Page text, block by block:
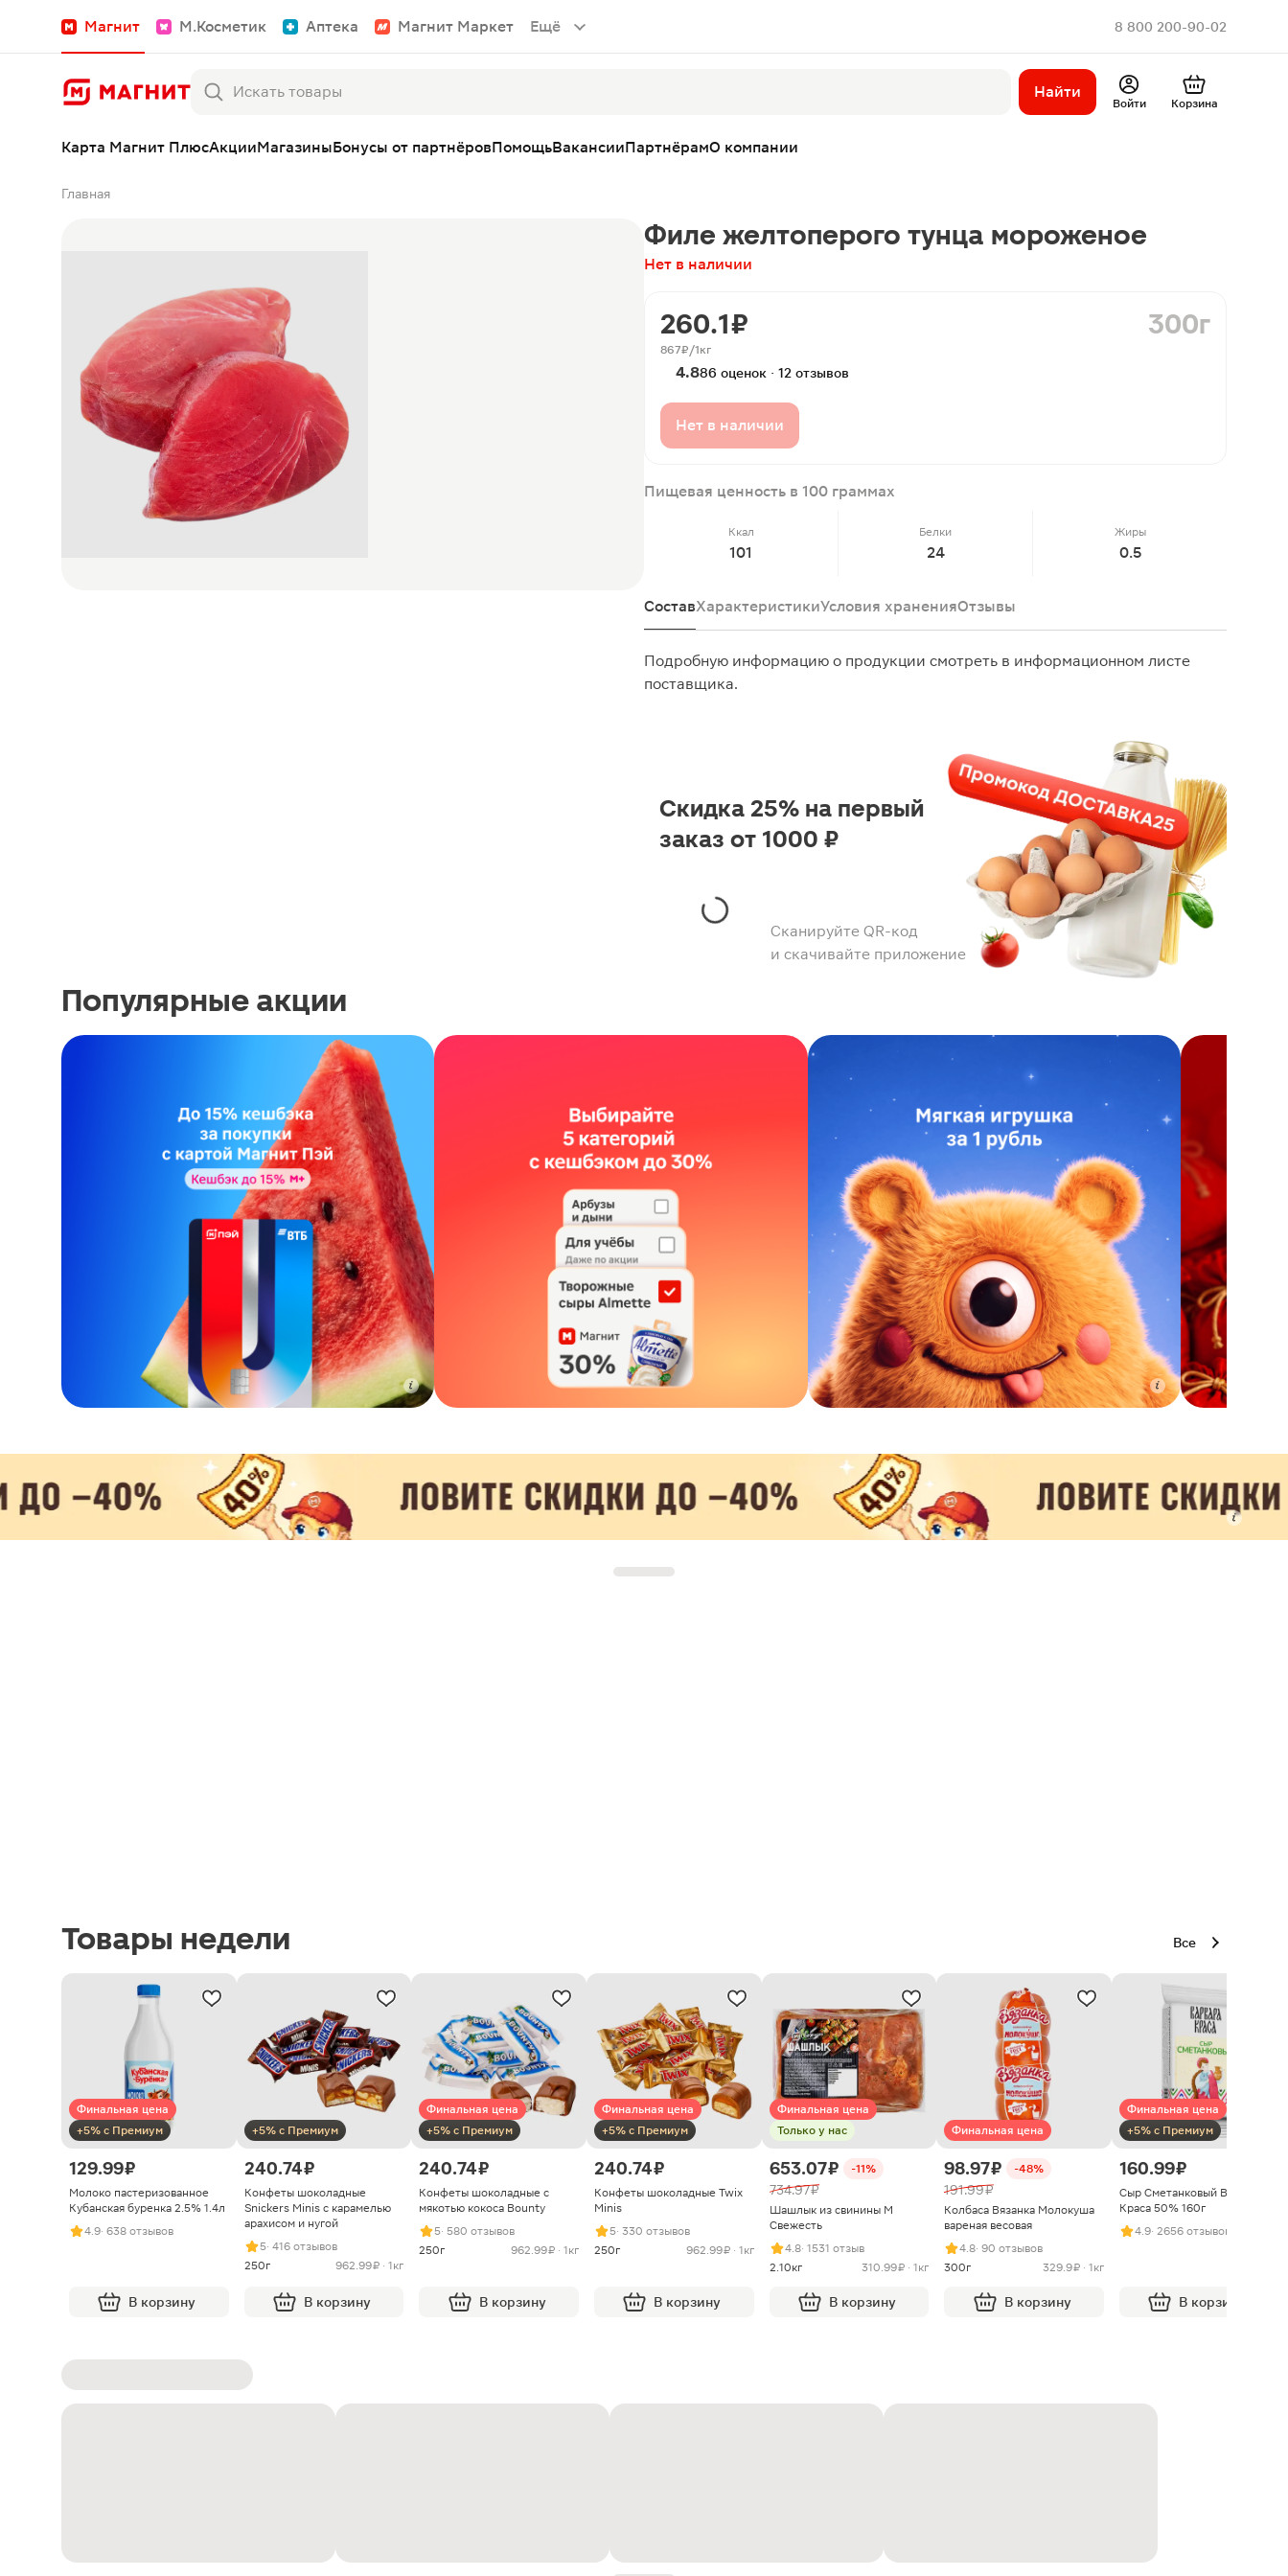
Магнит М.Косметик Аптека Магнит Маркет Ещё 8 800 200-90-02
Найти
Войти Корзина
Карта Магнит ПлюсАкцииМагазиныБонусы от партнёровПомощьВакансииПартнёрамО компании
Главная
Филе желтоперого тунца мороженое
Нет в наличии
260.1 ₽ 300г
867 ₽/1кг
4.886 оценок · 12 отзывов
Нет в наличии
Пищевая ценность в 100 граммах
Ккал
101
Белки
24
Жиры
0.5
СоставХарактеристикиУсловия храненияОтзывы
Подробную информацию о продукции смотреть в информационном листе
поставщика.
Сканируйте QR-код
и скачивайте приложение
Скидка 25% на первый
заказ от 1000 ₽
Популярные акции
Товары недели Все
Финальная цена
+5% с Премиум
129.99 ₽
Молоко пастеризованное
Кубанская буренка 2.5% 1.4л
4.9· 638 отзывов
В корзину
+5% с Премиум
240.74 ₽
Конфеты шоколадные
Snickers Minis с карамелью
арахисом и нугой
5· 416 отзывов
250г
962.99 ₽ · 1кг
В корзину
Финальная цена
+5% с Премиум
240.74 ₽
Конфеты шоколадные с
мякотью кокоса Bounty
5· 580 отзывов
250г
962.99 ₽ · 1кг
В корзину
Финальная цена
+5% с Премиум
240.74 ₽
Конфеты шоколадные Twix
Minis
5· 330 отзывов
250г
962.99 ₽ · 1кг
В корзину
Финальная цена
Только у нас
653.07 ₽ -11%
734.97 ₽
Шашлык из свинины М
Свежесть
4.8· 1531 отзыв
2.10кг
310.99 ₽ · 1кг
В корзину
Финальная цена
98.97 ₽ -48%
191.99 ₽
Колбаса Вязанка Молокуша
вареная весовая
4.8· 90 отзывов
300г
329.9 ₽ · 1кг
В корзину
Финальная цена
+5% с Премиум
160.99 ₽
Сыр Сметанковый Варвара
Краса 50% 160г
4.9· 2656 отзывов
В корзину